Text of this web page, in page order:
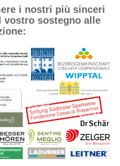
i nostri più sinceri
vostro sostegno alle